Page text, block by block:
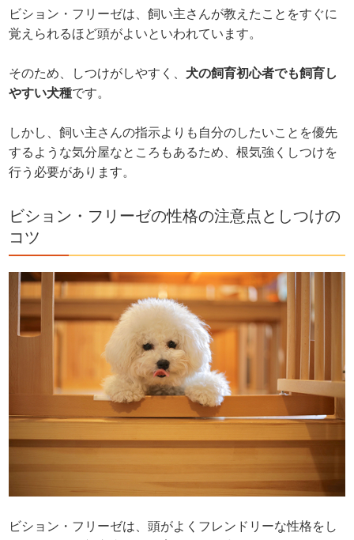
ビション・フリーゼは、飼い主さんが教えたことをすぐに
覚えられるほど頭がよいといわれています。
そのため、しつけがしやすく、 犬の飼育初心者でも飼育し
やすい犬種です。
しかし、飼い主さんの指示よりも自分のしたいことを優先
するような気分屋なところもあるため、根気強くしつけを
行う必要があります。
ビション・フリーゼの性格の注意点としつけの
コツ
ビション・フリーゼは、頭がよくフレンドリーな性格をし